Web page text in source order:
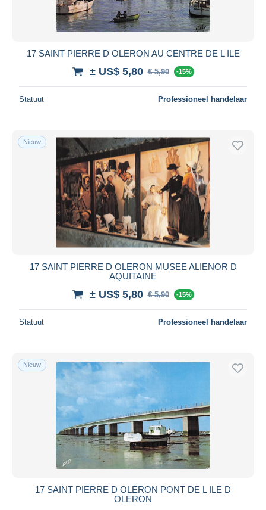
17 SAINT PIERRE D OLERON AU CENTRE DE L ILE
± US$ 5,80 € 5,90 -15%
Statuut Professioneel handelaar
Nieuw
17 SAINT PIERRE D OLERON MUSEE ALIENOR D
AQUITAINE
± US$ 5,80 € 5,90 -15%
Statuut Professioneel handelaar
Nieuw
17 SAINT PIERRE D OLERON PONT DE L ILE D
OLERON